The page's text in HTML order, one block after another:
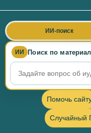
ИИ Поиск по
ИИ-поиск
Помочь
Случайный